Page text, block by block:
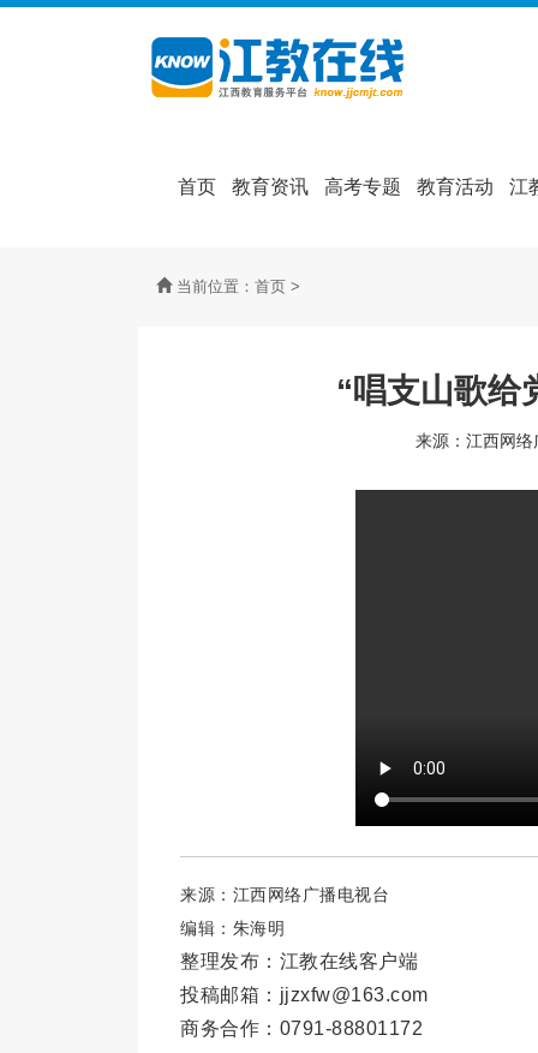
首页 教育资讯 高考专题 教育活动 江
当前位置： 首页 >
“唱支山歌给
来源：江西网
来源：江西网络广播电视台
编辑：朱海明
整理发布：江教在线客户端
投稿邮箱：jjzxfw@163.com
商务合作：0791-88801172